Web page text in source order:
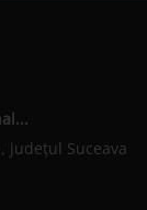
judeţul Suceava